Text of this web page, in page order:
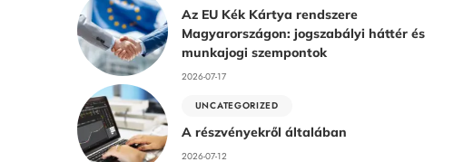
Az EU Kék Kártya rendszere
Magyarországon: jogszabályi háttér és
munkajogi szempontok
2026-07-17
UNCATEGORIZED
A részvényekről általában
2026-07-12